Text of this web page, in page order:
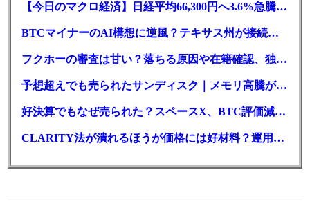
【今日のマクロ経済】日経平均66,300円へ3.6%急騰もAI投資回収懸念が再燃
BTCマイナーのAI構想に逆風？テキサス州が接続審査を厳格化
フクホーの審査は甘い？落ちる原因や在籍確認、独自の方式を徹底解説
予想超えでも売られたサンディスク｜メモリ高騰がDePINにも波及か
好決算でもなぜ売られた？スペースX、BTC評価減と9億株の解禁
CLARITY法が潰れるほうが価格には好材料？運用大手が異例の指摘